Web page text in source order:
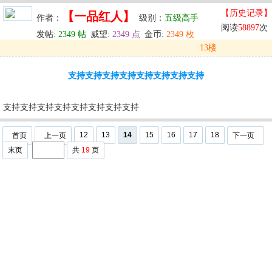
作者： 【一品红人】 级别： 五级高手
发帖: 2349 帖 威望: 2349 点 金币: 2349 枚
【历史记录】
阅读58897次
13楼
支持支持支持支持支持支持支持支持
支持支持支持支持支持支持支持支持
首页 上一页 12 13 14 15 16 17 18
下一页
末页
共 19 页